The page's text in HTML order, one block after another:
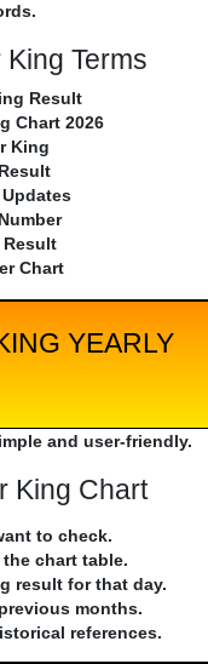
Terms
Result
Chart 2026
King
Chart
YEARLY
and user-friendly.
King Chart
to check.
chart table.
result for that day.
months.
references.